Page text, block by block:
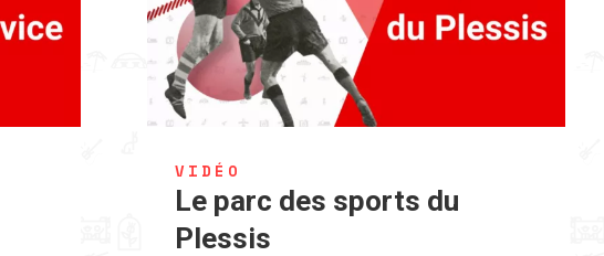
VIDÉO
Le parc des sports du
Plessis